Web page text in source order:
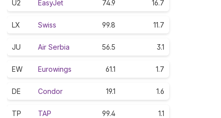
U2 EasyJet 74.9 16.7
LX Swiss 99.8 11.7
JU Air Serbia 56.5 3.1
EW Eurowings 61.1 1.7
DE Condor 19.1 1.6
TP TAP 99.4 1.1